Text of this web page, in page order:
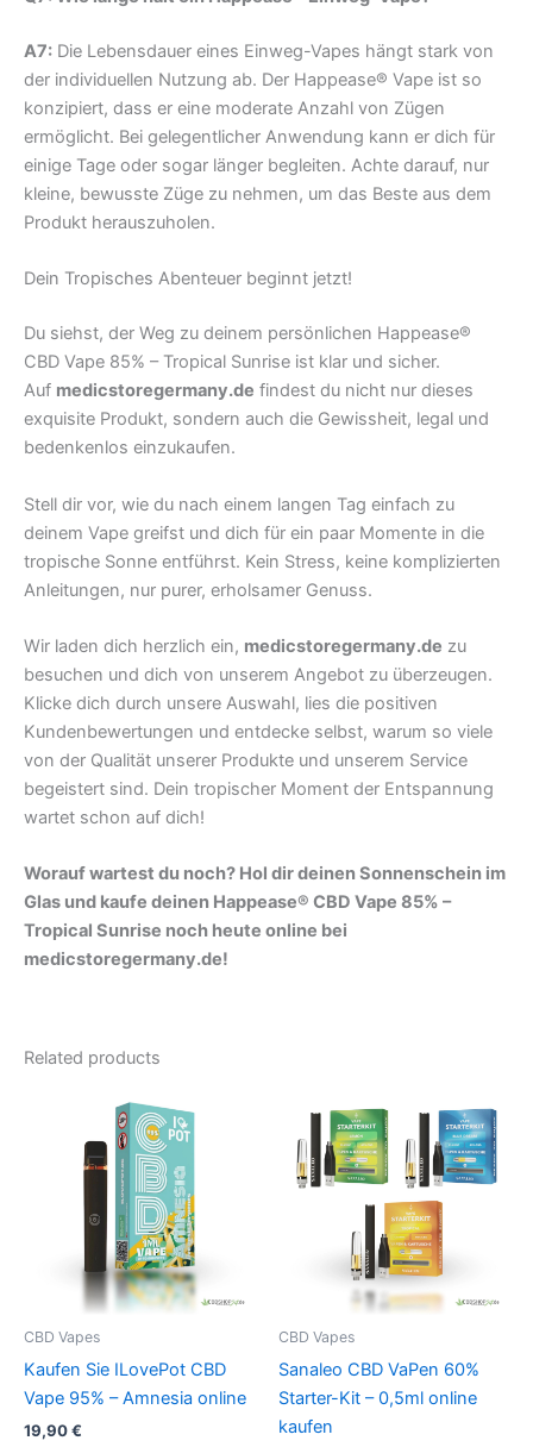
A7: Die Lebensdauer eines Einweg-Vapes hängt stark von
der individuellen Nutzung ab. Der Happease® Vape ist so
konzipiert, dass er eine moderate Anzahl von Zügen
ermöglicht. Bei gelegentlicher Anwendung kann er dich für
einige Tage oder sogar länger begleiten. Achte darauf, nur
kleine, bewusste Züge zu nehmen, um das Beste aus dem
Produkt herauszuholen.
Dein Tropisches Abenteuer beginnt jetzt!
Du siehst, der Weg zu deinem persönlichen Happease®
CBD Vape 85% – Tropical Sunrise ist klar und sicher.
Auf medicstoregermany.de findest du nicht nur dieses
exquisite Produkt, sondern auch die Gewissheit, legal und
bedenkenlos einzukaufen.
Stell dir vor, wie du nach einem langen Tag einfach zu
deinem Vape greifst und dich für ein paar Momente in die
tropische Sonne entführst. Kein Stress, keine komplizierten
Anleitungen, nur purer, erholsamer Genuss.
Wir laden dich herzlich ein, medicstoregermany.de zu
besuchen und dich von unserem Angebot zu überzeugen.
Klicke dich durch unsere Auswahl, lies die positiven
Kundenbewertungen und entdecke selbst, warum so viele
von der Qualität unserer Produkte und unserem Service
begeistert sind. Dein tropischer Moment der Entspannung
wartet schon auf dich!
Worauf wartest du noch? Hol dir deinen Sonnenschein im
Glas und kaufe deinen Happease® CBD Vape 85% –
Tropical Sunrise noch heute online bei
medicstoregermany.de!
Related products
CBD Vapes
Kaufen Sie ILovePot CBD
Vape 95% – Amnesia online
19,90€
CBD Vapes
Sanaleo CBD VaPen 60%
Starter-Kit – 0,5ml online
kaufen